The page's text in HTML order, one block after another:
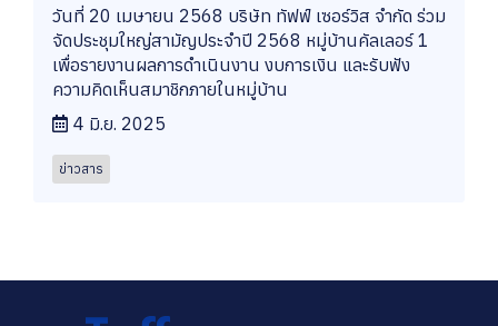
วันที่ 20 เมษายน 2568 บริษัท ทัฟฟ์ เซอร์วิส จำกัด ร่วม
จัดประชุมใหญ่สามัญประจำปี 2568 หมู่บ้านคัลเลอร์ 1
เพื่อรายงานผลการดำเนินงาน งบการเงิน และรับฟัง
ความคิดเห็นสมาชิกภายในหมู่บ้าน
4 มิ.ย. 2025
ข่าวสาร